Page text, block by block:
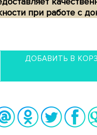
при работе с
ДОБАВИТЬ В